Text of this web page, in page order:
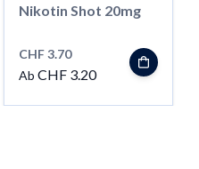
Nikotin Shot 20mg
CHF 3.70
Ab CHF 3.20